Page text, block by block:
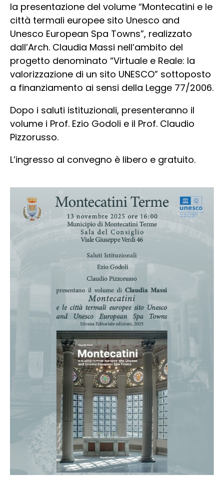
la presentazione del volume “Montecatini e le
città termali europee sito Unesco and
Unesco European Spa Towns”, realizzato
dall’Arch. Claudia Massi nell’ambito del
progetto denominato “Virtuale e Reale: la
valorizzazione di un sito UNESCO” sottoposto
a finanziamento ai sensi della Legge 77/2006.
Dopo i saluti istituzionali, presenteranno il
volume i Prof. Ezio Godoli e il Prof. Claudio
Pizzorusso.
L’ingresso al convegno è libero e gratuito.